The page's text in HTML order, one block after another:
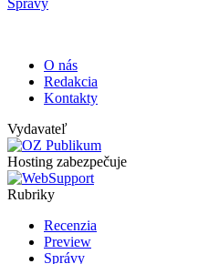
O nás
Redakcia
Kontakty
Vydavateľ
Hosting zabezpečuje
Rubriky
Recenzia
Preview
Správy